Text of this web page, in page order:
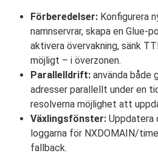
Förberedelser: Konfigurera
namnservrar, skapa en Glue-
aktivera övervakning, sänk
möjligt – i överzonen.
Parallelldrift: använda både
adresser parallellt under en
resolverna möjlighet att
Växlingsfönster: Uppdatera
loggarna för NXDOMAIN/
fallback.